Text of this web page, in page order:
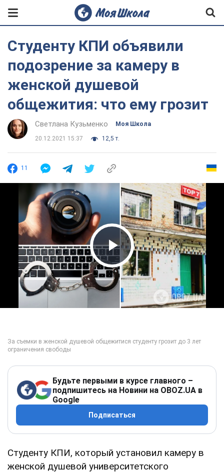
Студенту КПИ объявили
подозрение за камеру в
женской душевой
общежития: что ему грозит
Светлана Кузьменко Моя Школа
20.12.2021 15:37 12,5 т.
11
Play Video
Будьте первыми в курсе главного –
подпишитесь на Новини на OBOZ.UA в
Google
Подписаться
Студенту КПИ, который установил камеру в
женской душевой университетского